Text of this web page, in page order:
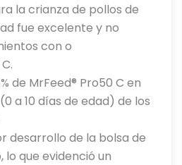
la crianza de pollos de
fue excelente y no
con o
de MrFeed® Pro50 C en
a 10 días de edad) de los
desarrollo de la bolsa de
lo que evidenció un